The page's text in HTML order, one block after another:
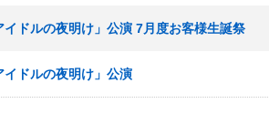
ドルの夜明け」公演 7月度お客様生誕祭
ドルの夜明け」公演